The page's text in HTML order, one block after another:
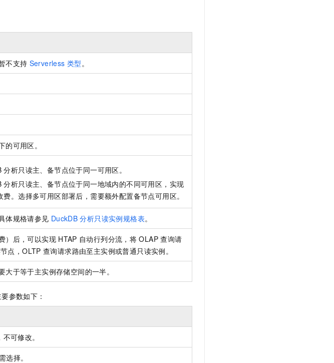
不支持 Serverless 类型 。
可用区。
分析只读主、备节点位于同一可用区。
分析只读主、备节点位于同一地域内的不同可用区，实现
。选择多可用区部署后，需要额外配置备节点可用区。
体规格请参见 DuckDB 分析只读实例规格表。
）后，可以实现 HTAP 自动行列分流，将 OLAP 查询请
点，OLTP 查询请求路由至主实例或普通只读实例。
于等于主实例存储空间的一半。
参数如下：
可修改。
选择。